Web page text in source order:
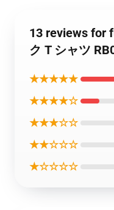
13 reviews for
ク T シャツ
★★★★★
★★★★☆
★★★☆☆
★★☆☆☆
★☆☆☆☆